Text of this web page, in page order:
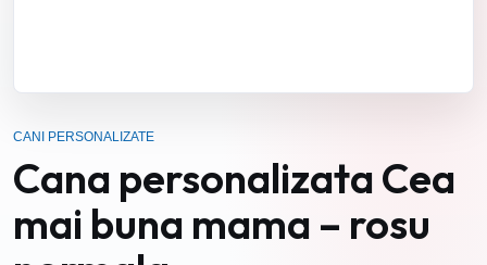
CANI PERSONALIZATE
Cana personalizata Cea
mai buna mama – rosu